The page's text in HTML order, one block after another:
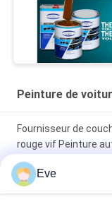
Peinture de
Fournisseur de
rouge vif Peinture
en aérosol
Peinture
Eve